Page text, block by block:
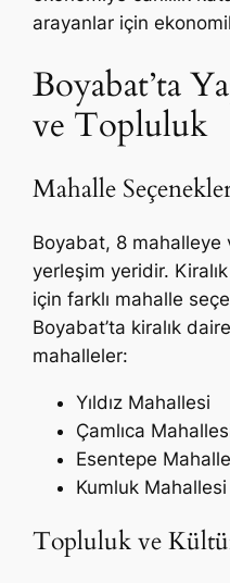
arayanlar için
Boyabat’ta
ve Topluluk
Mahalle
Boyabat, 8 mahalleye
yerleşim yeridir.
için farklı mahalle
Boyabat’ta kiralık
mahalleler:
Yıldız Mahallesi
Çamlıca
Esentepe
Kumluk Mahallesi
Topluluk ve